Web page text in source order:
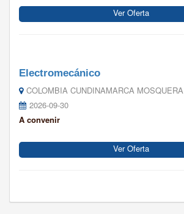
Ver Oferta
Electromecánico
COLOMBIA CUNDINAMARCA MOSQUERA
2026-09-30
A convenir
Ver Oferta